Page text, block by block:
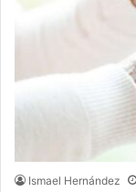
Ismael Hernández